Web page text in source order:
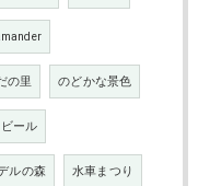
の里 のどかな景色
ビール
ルの森 水車まつり